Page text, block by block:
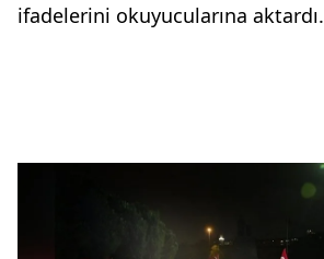
ifadelerini okuyucularına aktardı.